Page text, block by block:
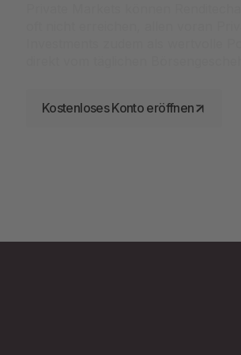
Kostenloses Konto eröffnen